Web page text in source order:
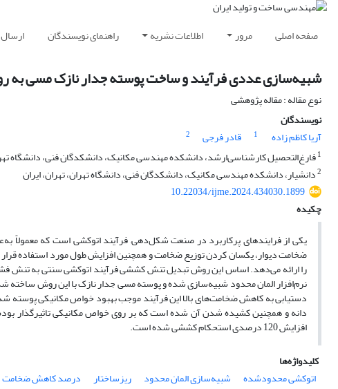
صفحه اصلی مرور اطلاعات نشریه راهنمای نویسندگان ارسال
شبیه‌سازی عددی فرآیند و ساخت پوسته جدار نازک مسی
نوع مقاله : مقاله پژوهشی
نویسندگان
آریا کاظم زاده
1 قادر فرجی
2
1فارغ‌التحصیل کارشناسی‌ارشد، دانشکده مهندسی مکانیک، دانشکدگان فنی، دانشگاه
2دانشیار، دانشکده مهندسی مکانیک، دانشکدگان فنی، دانشگاه تهران، تهران، ایران
10.22034/ijme.2024.434030.1899
چکیده
یکی از فرایند­های پرکاربرد در صنعت شکل‌دهی, فرآیند اتوکشی است که معمولاً
ضخامت دیوار، یکسان کردن توزیع ضخامت و همچنین افزایش طول مورد ­استفاده
نرم­‌افزار المان محدود شبیه‌­سازی ­شده و پوسته مسی جدار نازک با این روش
دستیابی به کاهش ضخامت­‌های بالا این فرآیند موجب بهبود خواص مکانیکی پوسته
افزایش 120 درصدی استحکام کششی شده است.
کلیدواژه‌ها
اتوکشی محدودشده
شبیه‌سازی المان محدود ریزساختار درصد کاهش ضخامت